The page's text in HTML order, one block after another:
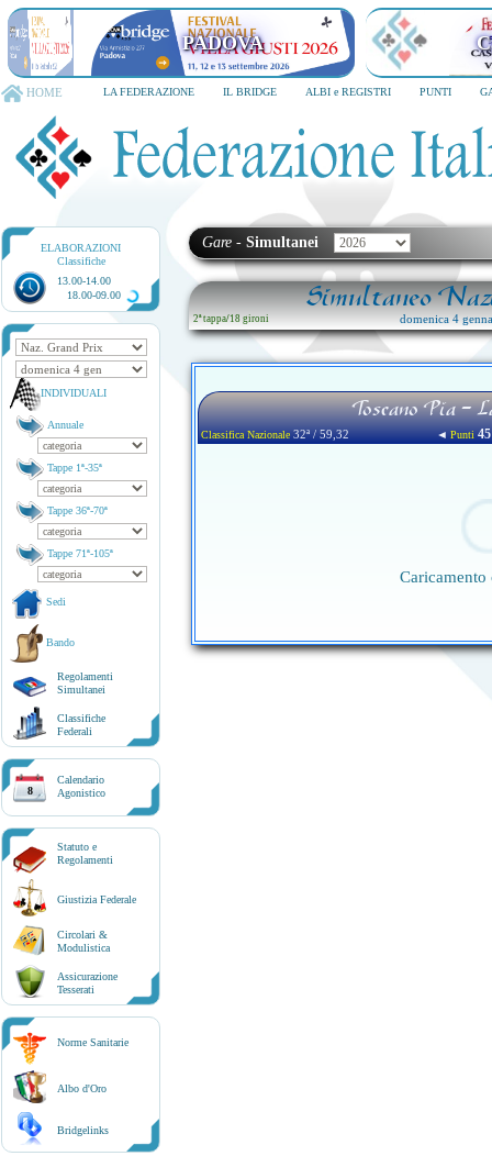
PADOVA
HOME LA FEDERAZIONE IL BRIDGE ALBI e REGISTRI PUNTI
ELABORAZIONI
Classifiche
13.00-14.00
18.00-09.00
INDIVIDUALI
Annuale
Tappe 1ª-35ª
Tappe 36ª-70ª
Tappe 71ª-105ª
Sedi
Bando
Regolamenti
Simultanei
Classifiche
Federali
8
Calendario
Agonistico
Statuto e
Regolamenti
Giustizia Federale
Circolari &
Modulistica
Assicurazione
Tesserati
Norme Sanitarie
Albo d'Oro
Bridgelinks
Gare - Simultanei
Simultaneo
2ª tappa/18 gironi domenica 4
Toscano Pia -
Classifica Nazionale32ª / 59,32 ◄Punti 45